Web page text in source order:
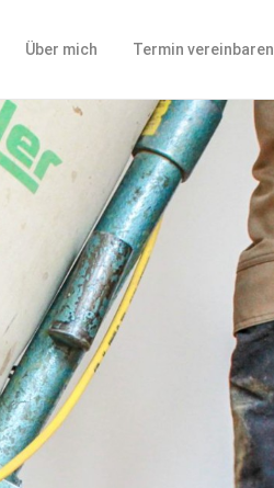
Über mich Termin vereinbaren